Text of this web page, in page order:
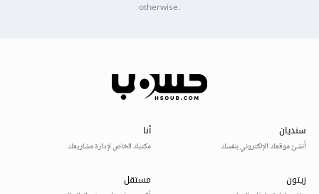
otherwise.